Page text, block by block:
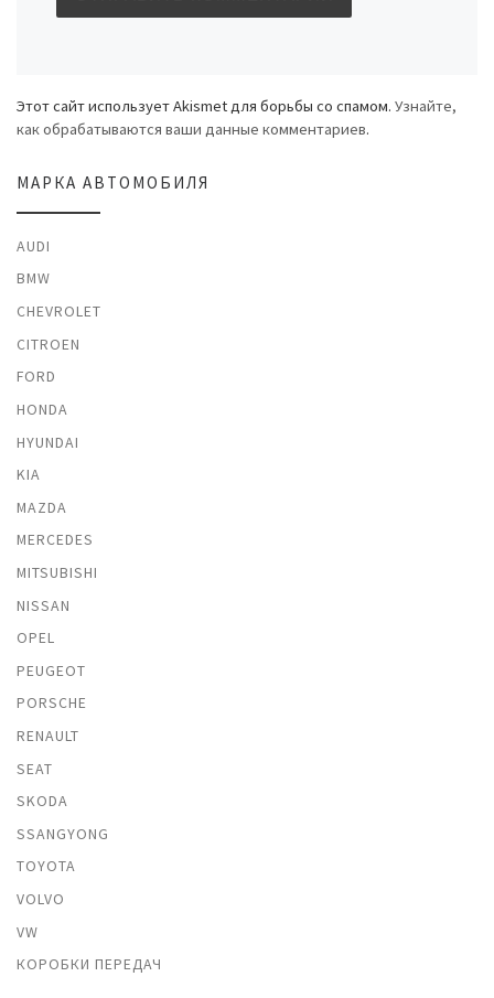
Этот сайт использует Akismet для борьбы со спамом. Узнайте,
как обрабатываются ваши данные комментариев.
МАРКА АВТОМОБИЛЯ
AUDI
BMW
CHEVROLET
CITROEN
FORD
HONDA
HYUNDAI
KIA
MAZDA
MERCEDES
MITSUBISHI
NISSAN
OPEL
PEUGEOT
PORSCHE
RENAULT
SEAT
SKODA
SSANGYONG
TOYOTA
VOLVO
VW
КОРОБКИ ПЕРЕДАЧ